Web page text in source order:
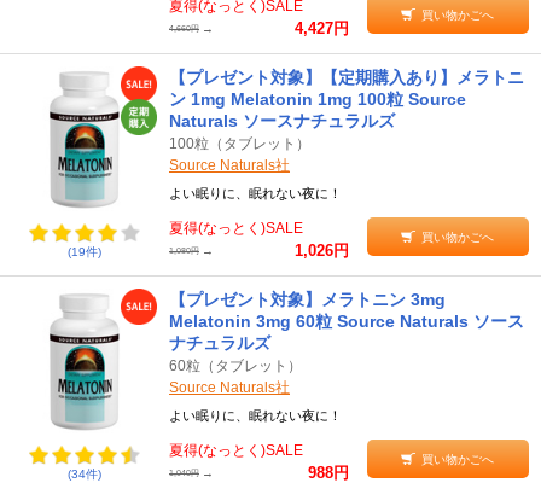
夏得(なっとく)SALE
4,660円 → 4,427円
買い物かごへ
(19件)
【プレゼント対象】【定期購入あり】メラトニ
ン 1mg Melatonin 1mg 100粒 Source
Naturals ソースナチュラルズ
100粒（タブレット）
Source Naturals社
よい眠りに、眠れない夜に！
夏得(なっとく)SALE
1,080円 → 1,026円
買い物かごへ
(34件)
【プレゼント対象】メラトニン 3mg
Melatonin 3mg 60粒 Source Naturals ソース
ナチュラルズ
60粒（タブレット）
Source Naturals社
よい眠りに、眠れない夜に！
夏得(なっとく)SALE
1,040円 → 988円
買い物かごへ